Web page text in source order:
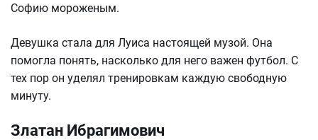
Софию мороженым.
Девушка стала для Луиса настоящей музой. Она
помогла понять, насколько для него важен футбол. С
тех пор он уделял тренировкам каждую свободную
минуту.
Златан Ибрагимович